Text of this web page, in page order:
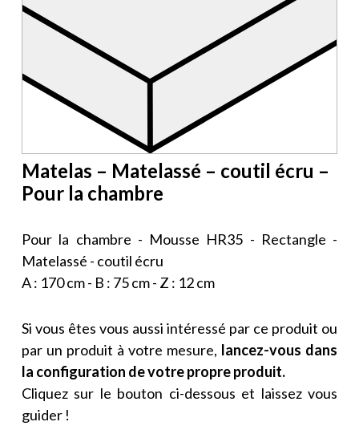
Matelas – Matelassé – coutil écru –
Pour la chambre
Pour la chambre - Mousse HR35 - Rectangle -
Matelassé - coutil écru
A : 170 cm - B : 75 cm - Z : 12 cm
Si vous êtes vous aussi intéressé par ce produit ou
par un produit à votre mesure, lancez-vous dans
la configuration de votre propre produit.
Cliquez sur le bouton ci-dessous et laissez vous
guider !